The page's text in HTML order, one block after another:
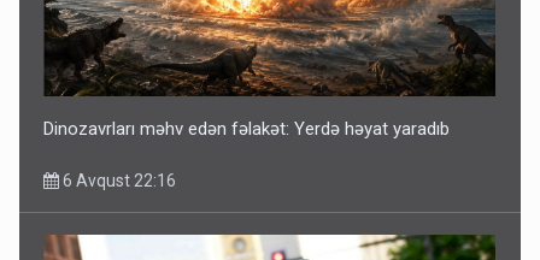
Dinozavrları məhv edən fəlakət: Yerdə həyat yaradıb
6 Avqust 22:16